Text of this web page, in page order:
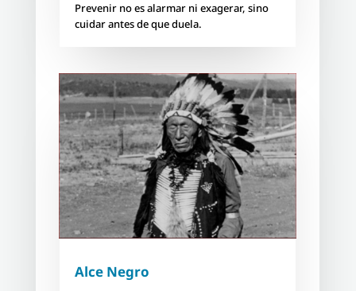
Prevenir no es alarmar ni exagerar, sino
cuidar antes de que duela.
Alce Negro